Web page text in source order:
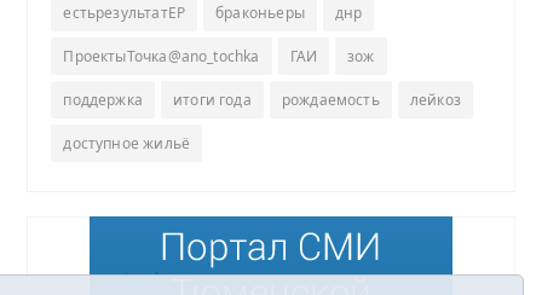
естьрезультатЕР браконьеры днр
ПроектыТочка@ano_tochka ГАИ зож
поддержка итоги года рождаемость лейкоз
доступное жильё